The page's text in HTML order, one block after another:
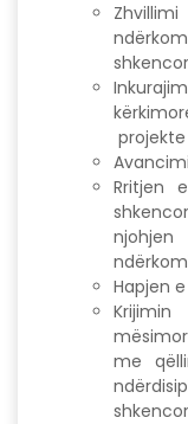
Rritjen
Hapjen
me